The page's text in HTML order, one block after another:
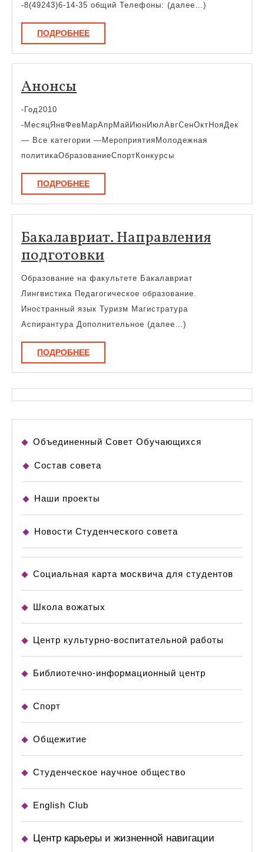
-8(49243)6-14-35 общий Телефоны: (далее…)
ПОДРОБНЕЕПОДРОБНЕЕ
АнонсыАнонсы
-Год2010
-МесяцЯнвФевМарАпрМайИюнИюлАвгСенОктНояДек
— Все категории —МероприятияМолодежная
политикаОбразованиеСпортКонкурсы
ПОДРОБНЕЕПОДРОБНЕЕ
Бакалавриат. Направления
подготовки
Направления
подготовки
Образование на факультете Бакалавриат
Лингвистика Педагогическое образование.
Иностранный язык Туризм Магистратура
Аспирантура Дополнительное (далее…)
ПОДРОБНЕЕПОДРОБНЕЕ
Объединенный Совет Обучающихся
Состав совета
Наши проекты
Новости Студенческого совета
Социальная карта москвича для студентов
Школа вожатых
Центр культурно-воспитательной работы
Библиотечно-информационный центр
Спорт
Общежитие
Студенческое научное общество
English Club
Центр карьеры и жизненной навигации